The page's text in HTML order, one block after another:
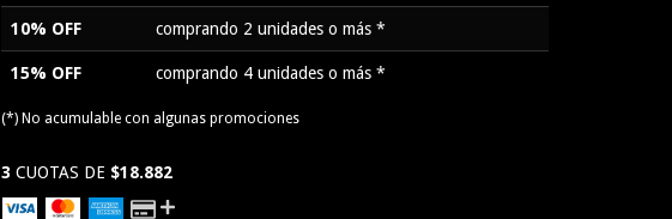
10% OFF comprando 2 unidades o más *
15% OFF comprando 4 unidades o más *
(*) No acumulable con algunas promociones
3 CUOTAS DE $18.882